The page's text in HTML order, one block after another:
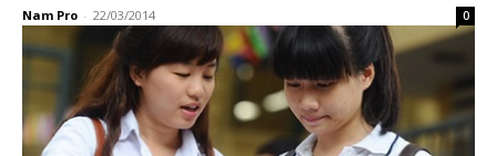
Nam Pro - 22/03/2014 0